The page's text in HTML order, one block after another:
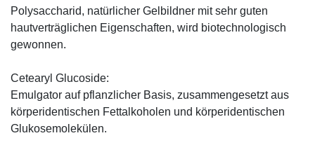
Polysaccharid, natürlicher Gelbildner mit sehr guten
hautverträglichen Eigenschaften, wird biotechnologisch
gewonnen.
Cetearyl Glucoside:
Emulgator auf pflanzlicher Basis, zusammengesetzt aus
körperidentischen Fettalkoholen und körperidentischen
Glukosemolekülen.